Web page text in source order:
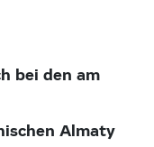
bei den am
Almaty